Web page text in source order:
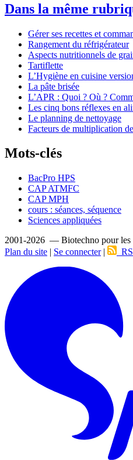
Dans la même
Gérer ses recettes et
Rangement du réfrigérateur
Aspects nutritionnels de
Tartiflette
L’Hygiène en cuisine
La pâte brisée
L’APR : Quoi ? Où ?
Les cinq bons réflexes en
Le planning de nettoyage
Facteurs de multiplication
Mots-clés
BacPro HPS
CAP ATMFC
CAP MPH
cours : séances, séquence
Sciences appliquées
2001-2026 — Biotechno pour les
Plan du site | Se connecter|